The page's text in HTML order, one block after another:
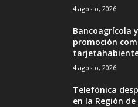
4 agosto, 2026
Bancoagrícola
promoción
4 agosto, 2026
Telefónica
en la Región